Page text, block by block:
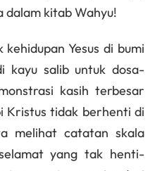
dalam kitab Wahyu!
Yesus di bumi
kayu salib untuk dosa-
kasih terbesar
Kristus tidak berhenti di
melihat catatan skala
yang tak henti-